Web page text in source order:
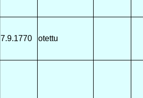
7.9.1770 otettu